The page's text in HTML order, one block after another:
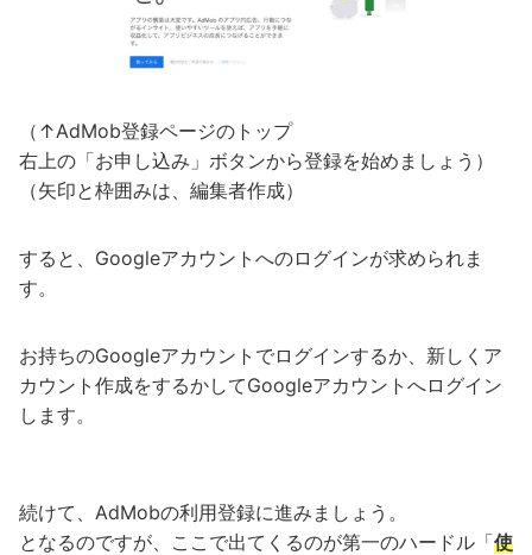
（↑AdMob登録ページのトップ
右上の「お申し込み」ボタンから登録を始めましょう）
（矢印と枠囲みは、編集者作成）
すると、Googleアカウントへのログインが求められま
す。
お持ちのGoogleアカウントでログインするか、新しくア
カウント作成をするかしてGoogleアカウントへログイン
します。
続けて、AdMobの利用登録に進みましょう。
となるのですが、ここで出てくるのが第一のハードル「使